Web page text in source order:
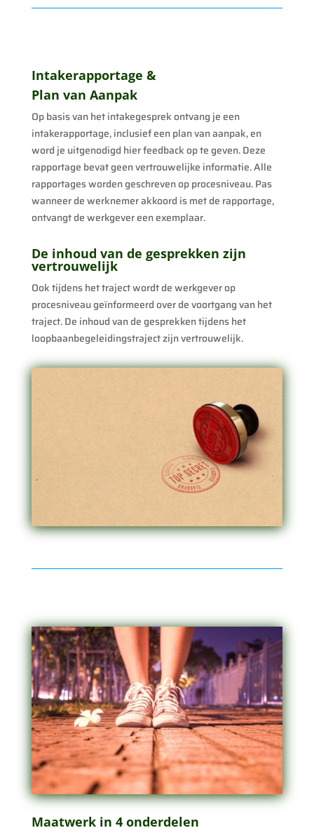
Intakerapportage &
Plan van Aanpak
Op basis van het intakegesprek ontvang je een
intakerapportage, inclusief een plan van aanpak, en
word je uitgenodigd hier feedback op te geven. Deze
rapportage bevat geen vertrouwelijke informatie. Alle
rapportages worden geschreven op procesniveau. Pas
wanneer de werknemer akkoord is met de rapportage,
ontvangt de werkgever een exemplaar.
De inhoud van de gesprekken zijn
vertrouwelijk
Ook tijdens het traject wordt de werkgever op
procesniveau geïnformeerd over de voortgang van het
traject. De inhoud van de gesprekken tijdens het
loopbaanbegeleidingstraject zijn vertrouwelijk.
Maatwerk in 4 onderdelen